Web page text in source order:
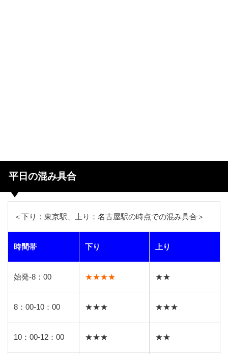
平日の混み具合
＜下り：東京駅、上り：名古屋駅の時点での混み具合＞
時間帯 下り 上り
始発-8：00 ★★★★ ★★
8：00-10：00 ★★★ ★★★
10：00-12：00 ★★★ ★★